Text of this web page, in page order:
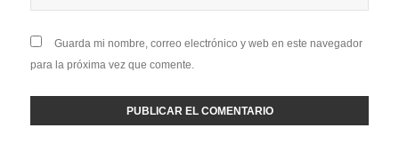
Guarda mi nombre, correo electrónico y web en este navegador
para la próxima vez que comente.